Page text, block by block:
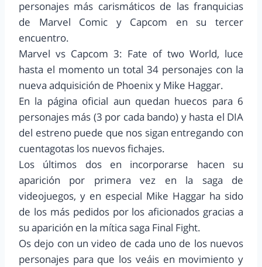
personajes más carismáticos de las franquicias
de Marvel Comic y Capcom en su tercer
encuentro.
Marvel vs Capcom 3: Fate of two World, luce
hasta el momento un total 34 personajes con la
nueva adquisición de Phoenix y Mike Haggar.
En la página oficial aun quedan huecos para 6
personajes más (3 por cada bando) y hasta el DIA
del estreno puede que nos sigan entregando con
cuentagotas los nuevos fichajes.
Los últimos dos en incorporarse hacen su
aparición por primera vez en la saga de
videojuegos, y en especial Mike Haggar ha sido
de los más pedidos por los aficionados gracias a
su aparición en la mítica saga Final Fight.
Os dejo con un video de cada uno de los nuevos
personajes para que los veáis en movimiento y